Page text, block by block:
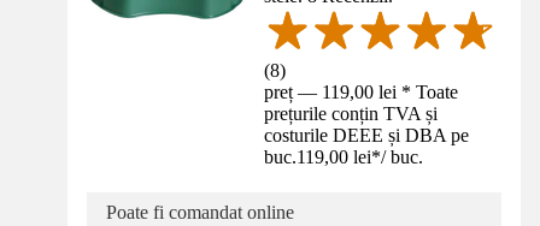
(8)
preț — 119,00 lei * Toate
prețurile conțin TVA și
costurile DEEE și DBA pe
buc.119,00 lei*/ buc.
Poate fi comandat online